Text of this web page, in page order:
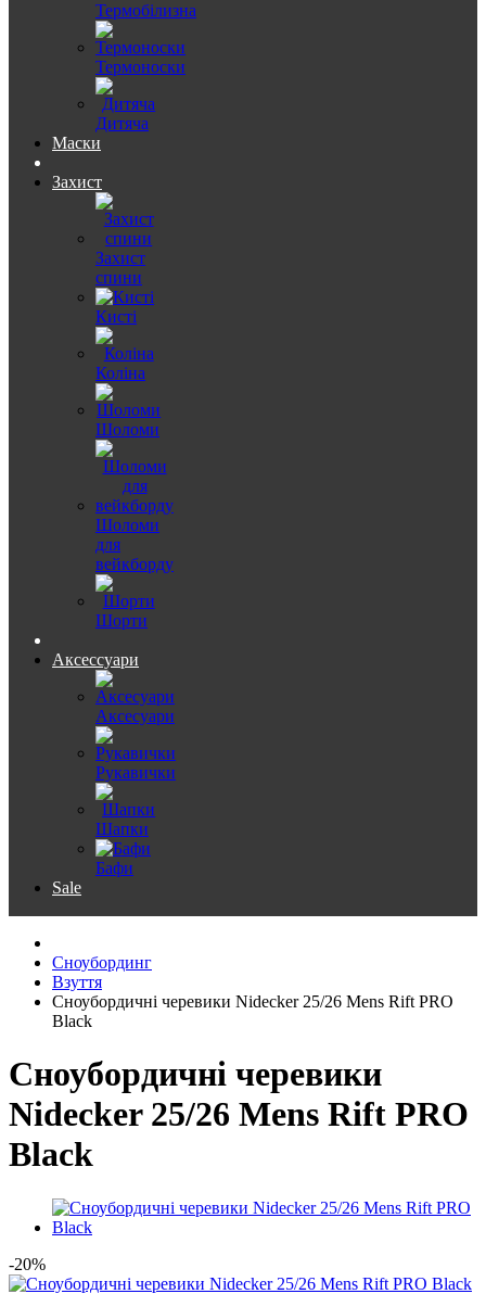
Термобілизна
Термоноски
Дитяча
Маски
Захист
Захист
спини
Кисті
Коліна
Шоломи
Шоломи
для
вейкборду
Шорти
Аксессуари
Аксесуари
Рукавички
Шапки
Бафи
Sale
Сноубординг
Взуття
Сноубордичні черевики Nidecker 25/26 Mens Rift PRO
Black
Сноубордичні черевики
Nidecker 25/26 Mens Rift PRO
Black
-20%